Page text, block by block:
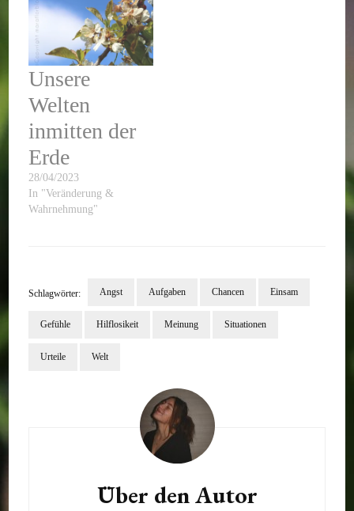
Unsere
Welten
inmitten der
Erde
28/04/2023
In "Veränderung &
Wahrnehmung"
Schlagwörter: Angst Aufgaben Chancen Einsam
Gefühle Hilflosikeit Meinung Situationen
Urteile Welt
Beitragsnavigation
Über den Autor